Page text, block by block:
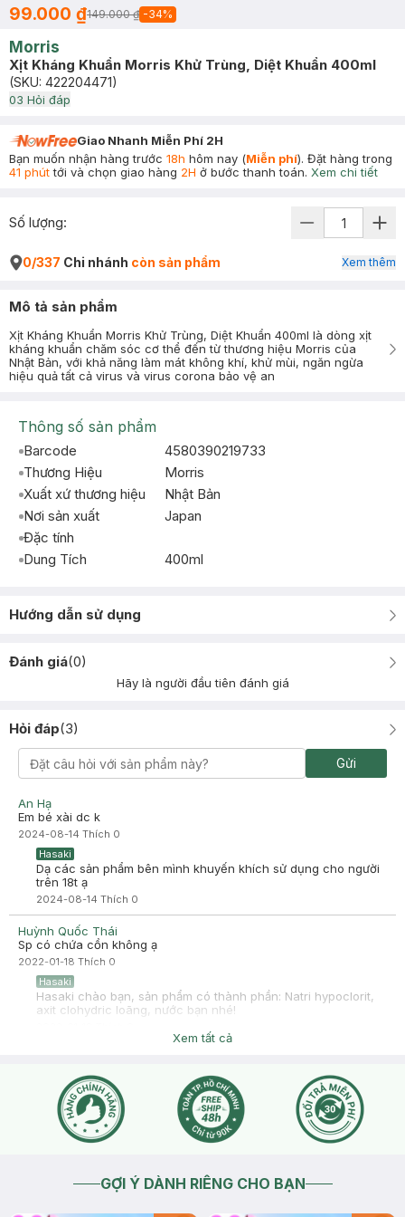
99.000 ₫149.000 ₫ -34%
Morris
Xịt Kháng Khuẩn Morris Khử Trùng, Diệt Khuẩn 400ml
(SKU: 422204471)
03 Hỏi đáp
Giao Nhanh Miễn Phí 2H
Bạn muốn nhận hàng trước 18h hôm nay (Miễn phí). Đặt hàng trong
41 phúttới và chọn giao hàng 2H ở bước thanh toán. Xem chi tiết
Số lượng:
0/337 Chi nhánh còn sản phẩm Xem thêm
Mô tả sản phẩm
Xịt Kháng Khuẩn Morris Khử Trùng, Diệt Khuẩn 400ml là dòng xịt
kháng khuẩn chăm sóc cơ thể đến từ thương hiệu Morris của
Nhật Bản, với khả năng làm mát không khí, khử mùi, ngăn ngừa
hiệu quả tất cả virus và virus corona bảo vệ an
Thông số sản phẩm
Barcode
4580390219733
Thương Hiệu
Morris
Xuất xứ thương hiệu
Nhật Bản
Nơi sản xuất
Japan
Đặc tính
Dung Tích
400ml
Hướng dẫn sử dụng
Đánh giá(0)
Hãy là người đầu tiên đánh giá
Hỏi đáp(3)
Gửi
An Hạ
Em bé xài dc k
2024-08-14 Thích 0
Hasaki
Dạ các sản phẩm bên mình khuyến khích sử dụng cho người
trên 18t ạ
2024-08-14 Thích 0
Huỳnh Quốc Thái
Sp có chứa cồn không ạ
2022-01-18 Thích 0
Hasaki
Hasaki chào bạn, sản phẩm có thành phần: Natri hypoclorit,
axit clohydric loãng, nước bạn nhé!
axit clohydric loãng, nước bạn nhé! !
2022-01-18Thích
Xem tất cả
GỢI Ý DÀNH RIÊNG CHO BẠN